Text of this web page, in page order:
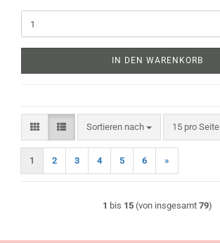
IN DEN WARENKORB
Sortieren nach
Sortieren nach 15 pro Seite
pro Seite
1 2 3 4 5 6 »
1 bis 15 (von insgesamt 79)